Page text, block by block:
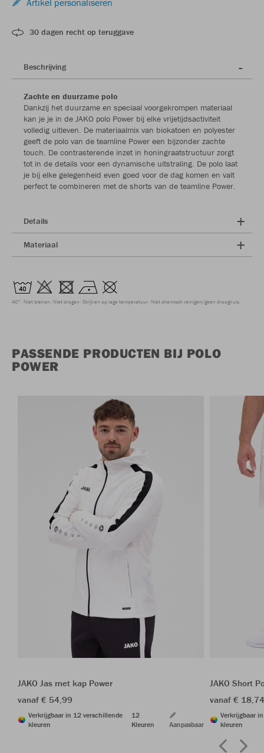
Artikel personaliseren
30 dagen recht op teruggave
Beschrijving
Zachte en duurzame polo
Dankzij het duurzame en speciaal voorgekrompen materiaal
kan je je in de JAKO polo Power bij elke vrijetijdsactiviteit
volledig uitleven. De materiaalmix van biokatoen en polyester
geeft de polo van de teamline Power een bijzonder zachte
touch. De contrasterende inzet in honingraatstructuur zorgt
tot in de details voor een dynamische uitstraling. De polo laat
je bij elke gelegenheid even goed voor de dag komen en valt
perfect te combineren met de shorts van de teamline Power.
Details
Materiaal
40° Niet bleken Niet drogen Strijken op lage temperatuur Niet chemisch reinigen/geen droogkuis
PASSENDE PRODUCTEN BIJ POLO
POWER
JAKO Jas met kap Power
vanaf € 54,99
Verkrijgbaar in 12 verschillende
kleuren
12
Kleuren
Aanpasbaar
JAKO Short
vanaf €
Verkrijgbaar
kleuren